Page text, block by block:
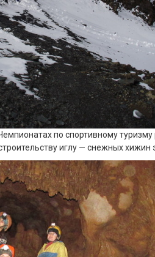
по спортивному
иглу — снежных хижин